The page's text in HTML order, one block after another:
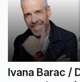
Ivana Barac /